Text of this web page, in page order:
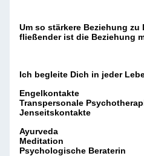
Um so stärkere Beziehung zu
fließender ist die Beziehung
Ich begleite Dich in jeder
Engelkontakte
Transpersonale
Jenseitskontakte
Ayurveda
Meditation
Psychologische Beraterin